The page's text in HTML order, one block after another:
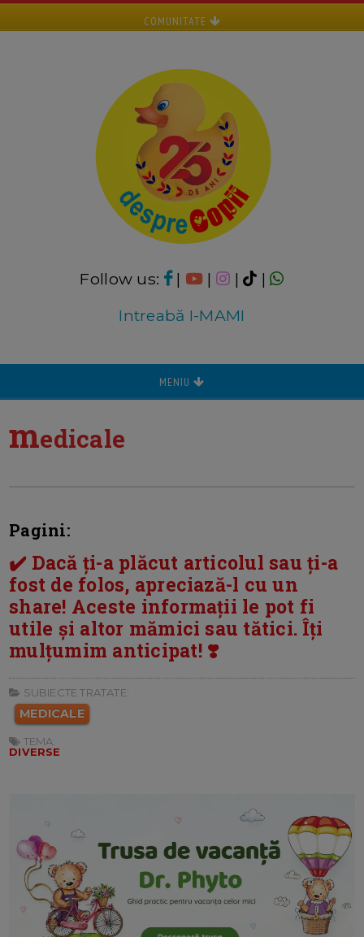
COMUNITATE
Follow us: | | |
|
Intreabă I-MAMI
MENIU
medicale
Pagini:
✔️ Dacă ți-a plăcut articolul sau ți-a
fost de folos, apreciază-l cu un
share! Aceste informații le pot fi
utile și altor mămici sau tătici. Îți
mulțumim anticipat! ❣️
SUBIECTE TRATATE:
MEDICALE
TEMA:
DIVERSE